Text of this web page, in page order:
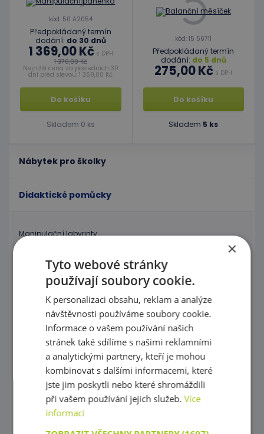
Nábytek pro školky
Didaktické pomůcky
Manipulační labyrinty
Magnetické labyrinty
Grafomotorické tabulky, Procvičování kreslení
Provlékaní
Korálky Hama
kód: 50 A2054
Předpokládaný termín
dodání: do 30 dnů
1 369,00 Kčs DPH
1 370,00 Kč
Nejnižší cena za posledních 30
dní před slevou: 1 369,00 Kč
Do košíku
Skladem 0 ks
kód: 15 56711
Předpokládaný termín
dodání: do 5 dnů
275,00 Kč s DPH
Do košíku
Skladem 5 ks
×
Tyto webové stránky
používají soubory cookie.
K personalizaci obsahu, reklam a analýze
návštěvnosti používáme soubory cookie.
Informace o vašem používání našich
stránek také sdílíme s našimi reklamními
a analytickými partnery, kteří je mohou
kombinovat s dalšími informacemi, které
jste jim poskytli nebo které shromáždili
při vašem používání jejich služeb.Více
informací